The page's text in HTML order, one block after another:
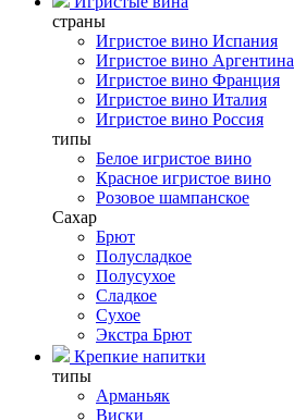
страны
Игристое вино Испания
Игристое вино Аргентина
Игристое вино Франция
Игристое вино Италия
Игристое вино Россия
типы
Белое игристое вино
Красное игристое вино
Розовое шампанское
Сахар
Брют
Полусладкое
Полусухое
Сладкое
Сухое
Экстра Брют
Крепкие напитки
типы
Арманьяк
Виски